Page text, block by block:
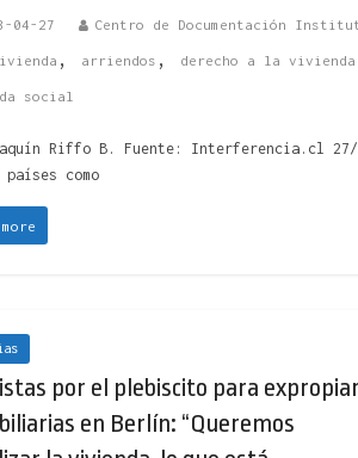
04-27 Centro de Documentación
, arriendos , derecho a la vivienda
social
Riffo B. Fuente: Interferencia.cl 27/
como
por el plebiscito para
en Berlín: “Queremos